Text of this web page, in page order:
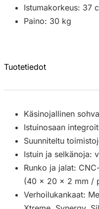
Istumakorkeus: 37
Paino: 30 kg
Tuotetiedot
Käsinojallinen sohva
Istuinosaan
Suunniteltu
Istuin ja selkänoja:
Runko ja jalat:
(40 × 20 × 2 mm /
Verhoilukankaat: